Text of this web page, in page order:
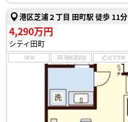
港区芝浦２丁目 田町駅 徒歩 11分
4,290万円
シティ田町
NEW 現地見学会 おすすめ